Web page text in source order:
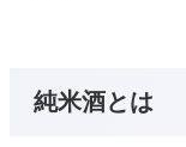
純米酒とは